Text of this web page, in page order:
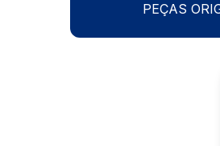
PEÇAS